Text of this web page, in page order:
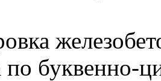
по буквенно-